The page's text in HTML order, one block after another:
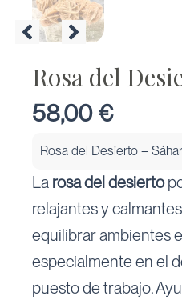
Rosa del
58,00€
Rosa del Desierto –
La rosa del desierto
relajantes y
equilibrar ambientes
especialmente en el
puesto de trabajo.